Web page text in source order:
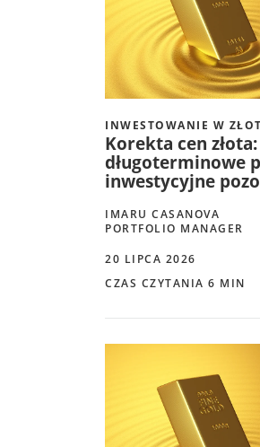
INWESTOWANIE W
Korekta cen
długoterminowe
inwestycyjne
IMARU CASANOVA
PORTFOLIO MANAGER
20 LIPCA 2026
CZAS CZYTANIA 6 MIN